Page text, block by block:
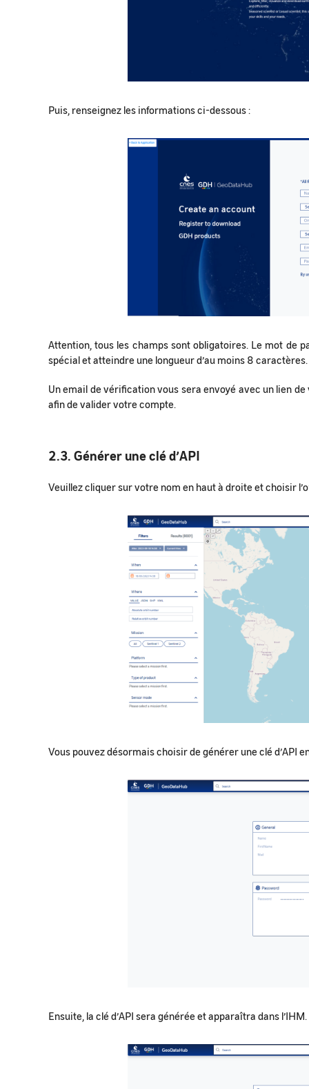
Puis, renseignez les informations ci-dessous :
Attention, tous les champs sont obligatoires. Le mot de
spécial et atteindre une longueur d’au moins 8 caractères.
Un email de vérification vous sera envoyé avec un lien
afin de valider votre compte.
2.3. Générer une clé d’API
Veuillez cliquer sur votre nom en haut à droite et choisir
Vous pouvez désormais choisir de générer une clé d’API
Ensuite, la clé d’API sera générée et apparaîtra dans l’IHM.